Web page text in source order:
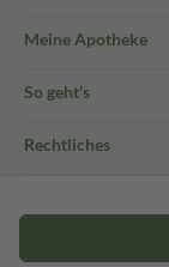
Meine Apotheke
So geht's
Rechtliches